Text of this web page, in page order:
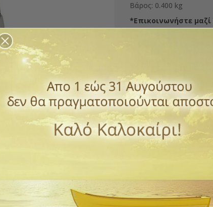
zoom
Βάρος: 0.400 kg
*Επικοινωνήστε μαζί
Εξαντλημένο
ΠΡΌΣΘΕΣΕ ΣΤΗΝ